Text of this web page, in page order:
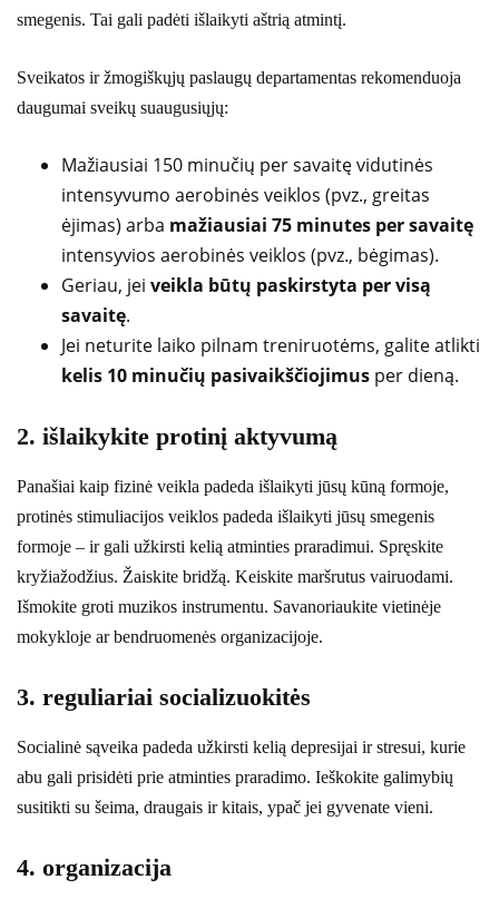
smegenis. Tai gali padėti išlaikyti aštrią atmintį.
Sveikatos ir žmogiškųjų paslaugų departamentas rekomenduoja
daugumai sveikų suaugusiųjų:
Mažiausiai 150 minučių per savaitę vidutinės
intensyvumo aerobinės veiklos (pvz., greitas
ėjimas) arba mažiausiai 75 minutes per savaitę
intensyvios aerobinės veiklos (pvz., bėgimas).
Geriau, jei veikla būtų paskirstyta per visą
savaitę.
Jei neturite laiko pilnam treniruotėms, galite atlikti
kelis 10 minučių pasivaikščiojimus per dieną.
2. išlaikykite protinį aktyvumą
Panašiai kaip fizinė veikla padeda išlaikyti jūsų kūną formoje,
protinės stimuliacijos veiklos padeda išlaikyti jūsų smegenis
formoje – ir gali užkirsti kelią atminties praradimui. Spręskite
kryžiažodžius. Žaiskite bridžą. Keiskite maršrutus vairuodami.
Išmokite groti muzikos instrumentu. Savanoriaukite vietinėje
mokykloje ar bendruomenės organizacijoje.
3. reguliariai socializuokitės
Socialinė sąveika padeda užkirsti kelią depresijai ir stresui, kurie
abu gali prisidėti prie atminties praradimo. Ieškokite galimybių
susitikti su šeima, draugais ir kitais, ypač jei gyvenate vieni.
4. organizacija